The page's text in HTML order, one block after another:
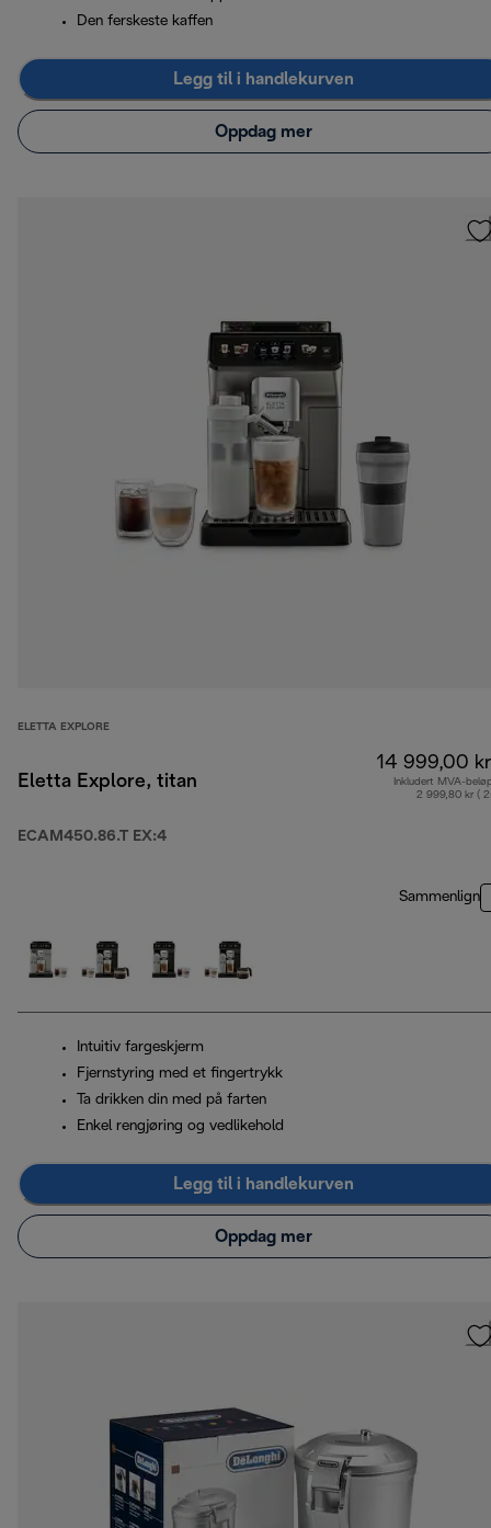
Den ferskeste kaffen
Legg til i handlekurven
Oppdag mer
ELETTA EXPLORE
Eletta Explore, titan
ECAM450.86.T EX:4
14 999,00 kr
Inkludert MVA-
2 999,80 kr (
Sammenlign
Intuitiv fargeskjerm
Fjernstyring med et fingertrykk
Ta drikken din med på farten
Enkel rengjøring og vedlikehold
Legg til i handlekurven
Oppdag mer